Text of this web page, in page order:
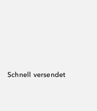
Schnell versendet